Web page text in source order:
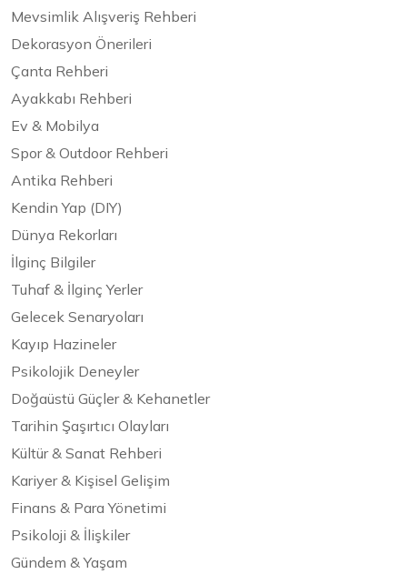
Mevsimlik Alışveriş Rehberi
Dekorasyon Önerileri
Çanta Rehberi
Ayakkabı Rehberi
Ev & Mobilya
Spor & Outdoor Rehberi
Antika Rehberi
Kendin Yap (DIY)
Dünya Rekorları
İlginç Bilgiler
Tuhaf & İlginç Yerler
Gelecek Senaryoları
Kayıp Hazineler
Psikolojik Deneyler
Doğaüstü Güçler & Kehanetler
Tarihin Şaşırtıcı Olayları
Kültür & Sanat Rehberi
Kariyer & Kişisel Gelişim
Finans & Para Yönetimi
Psikoloji & İlişkiler
Gündem & Yaşam